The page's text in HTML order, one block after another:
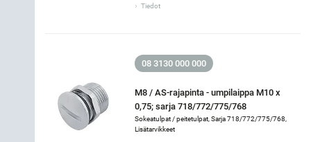
Tiedot
08 3130 000 000
M8 / AS-rajapinta - umpilaippa M10 x
0,75; sarja 718/772/775/768
Sokeatulpat / peitetulpat, Sarja 718/772/775/768,
Lisätarvikkeet